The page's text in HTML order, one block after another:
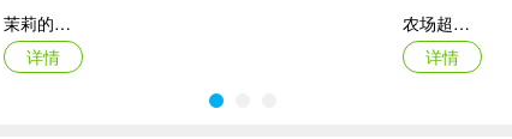
茉莉的花园ipad版
详情
农场超级传奇苹果版
详情